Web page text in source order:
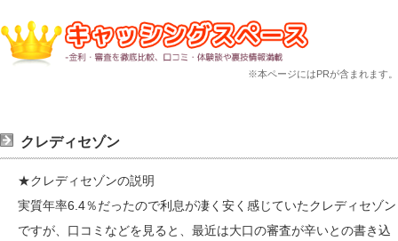
※本ページにはPRが含まれます。
クレディセゾン
★クレディセゾンの説明
実質年率6.4％だったので利息が凄く安く感じていたクレディセゾン
ですが、口コミなどを見ると、最近は大口の審査が辛いとの書き込